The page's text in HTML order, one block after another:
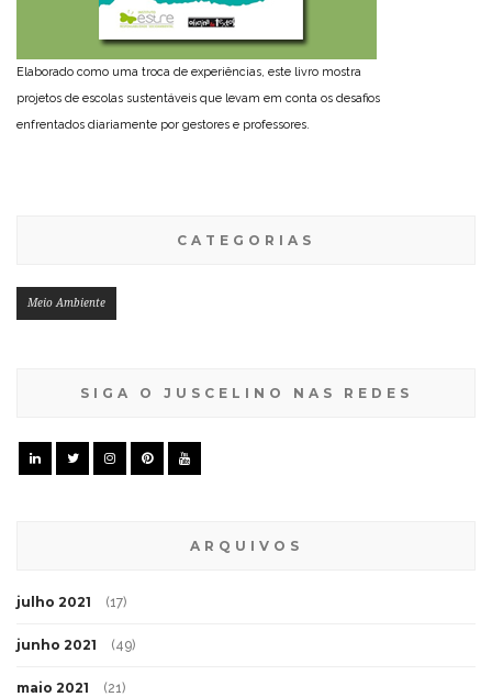
Elaborado como uma troca de experiências, este livro mostra
projetos de escolas sustentáveis que levam em conta os desafios
enfrentados diariamente por gestores e professores.
CATEGORIAS
Meio Ambiente
SIGA O JUSCELINO NAS REDES
ARQUIVOS
julho 2021 (17)
junho 2021 (49)
maio 2021 (21)